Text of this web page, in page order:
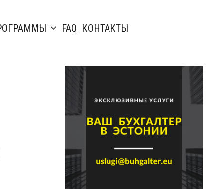
FAQ КОНТАКТЫ